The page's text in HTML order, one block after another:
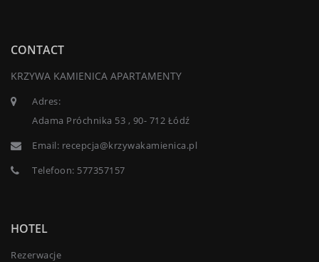
CONTACT
KRZYWA KAMIENICA APARTAMENTY
Adres:
Adama Próchnika 53 , 90- 712 Łódź
Email: recepcja@krzywakamienica.pl
Telefoon: 577357157
HOTEL
Rezerwacje